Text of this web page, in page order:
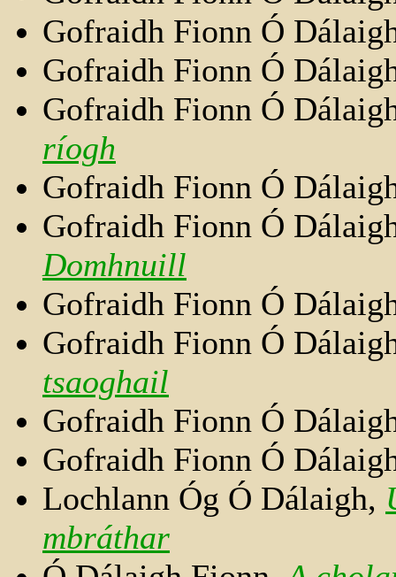
Gofraidh Fionn Ó
Gofraidh Fionn Ó
Gofraidh Fionn Ó
ríogh
Gofraidh Fionn Ó
Gofraidh Fionn Ó
Domhnuill
Gofraidh Fionn Ó
Gofraidh Fionn Ó
tsaoghail
Gofraidh Fionn Ó
Gofraidh Fionn Ó
Lochlann Óg Ó Dálaigh,
mbráthar